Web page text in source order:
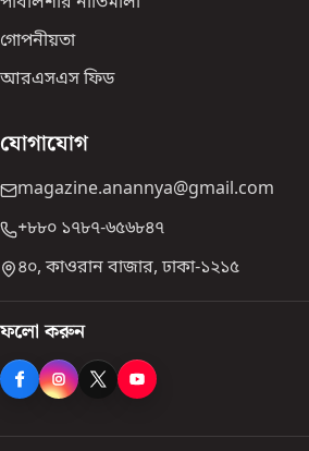
গোপনীয়তা
আরএসএস ফিড
যোগাযোগ
magazine.anannya@gmail.com
+৮৮০ ১৭৮৭-৬৫৬৮৪৭
৪০, কাওরান বাজার, ঢাকা-১২১৫
ফলো করুন